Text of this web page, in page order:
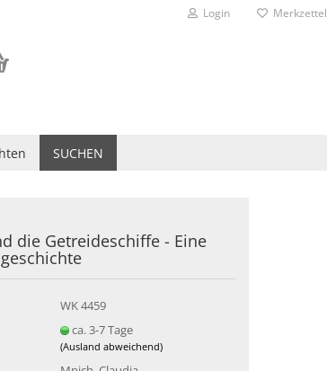
Login Merkzettel
SUCHEN
die Getreideschiffe - Eine
WK 4459
ca. 3-7 Tage
(Ausland abweichend)